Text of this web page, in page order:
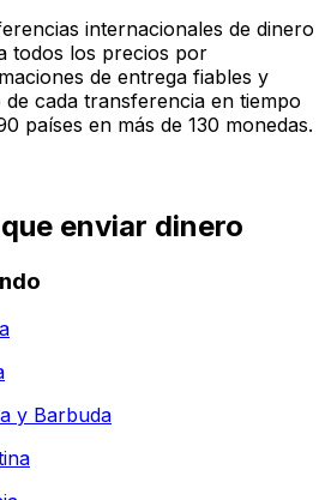
internacionales de dinero
todos los precios por
de entrega fiables y
cada transferencia en tiempo
países en más de 130 monedas.
enviar dinero
y Barbuda